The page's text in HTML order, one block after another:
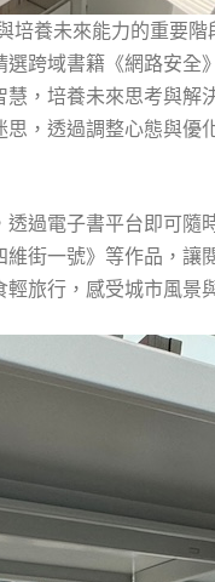
培養未來能力的重要階
跨域書籍《網路安
，培養未來思考與
，透過調整心態與
過電子書平台即可
街一號》等作品，
旅行，感受城市風景